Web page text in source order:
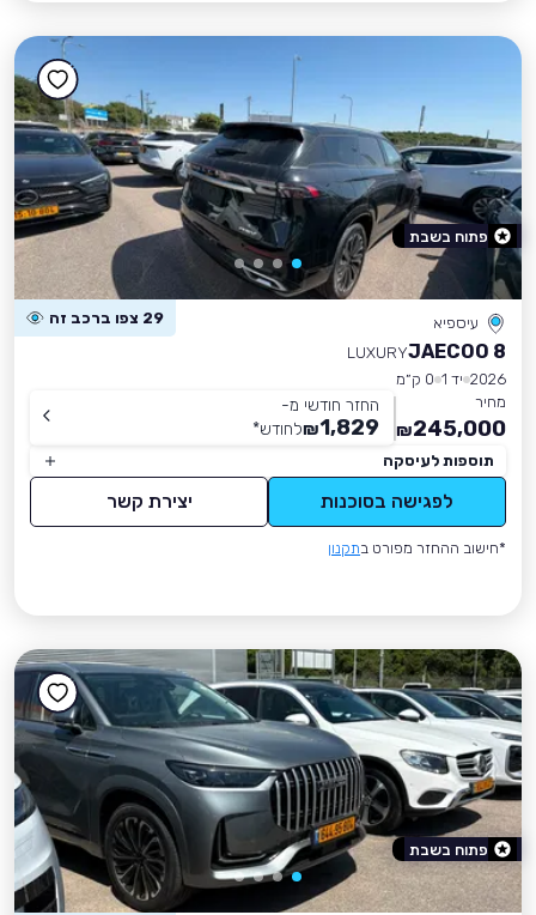
עיספיא 29 צפו ברכב זה
JAECOO 8
LUXURY
2026 יד 1
0 ק״מ
מחיר
245,000
₪
החזר חודשי מ-
1,829
₪לחודש*
תוספות לעיסקה
לפגישה בסוכנות יצירת קשר
*חישוב ההחזר מפורט בתקנון
פתוח בשבת
פתוח בשבת